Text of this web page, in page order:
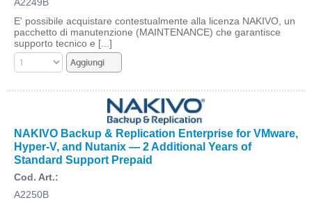
E' possibile acquistare contestualmente alla licenza NAKIVO, un
pacchetto di manutenzione (MAINTENANCE) che garantisce
supporto tecnico e [...]
NAKIVO Backup & Replication Enterprise for VMware,
Hyper-V, and Nutanix — 2 Additional Years of
Standard Support Prepaid
Cod. Art.:
A2250B